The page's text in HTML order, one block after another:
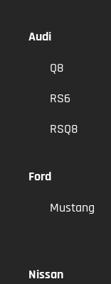
Audi
Q8
RS6
RSQ8
Ford
Mustang
Nissan